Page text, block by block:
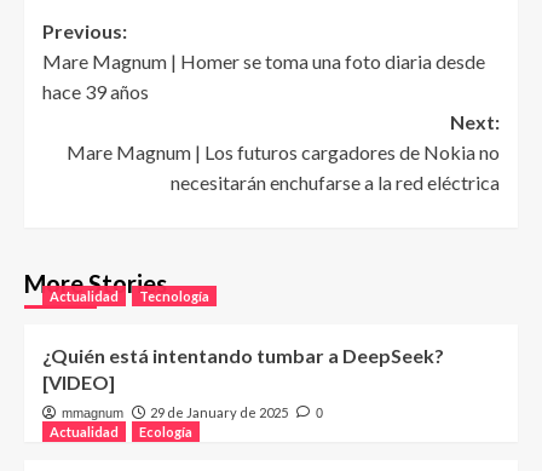
Post
navigation
Previous:
Mare Magnum | Homer se toma una foto diaria desde
hace 39 años
Next:
Mare Magnum | Los futuros cargadores de Nokia no
necesitarán enchufarse a la red eléctrica
More Stories
Actualidad Tecnología
¿Quién está intentando tumbar a DeepSeek?
[VIDEO]
mmagnum 29 de January de 2025 0
Actualidad Ecología